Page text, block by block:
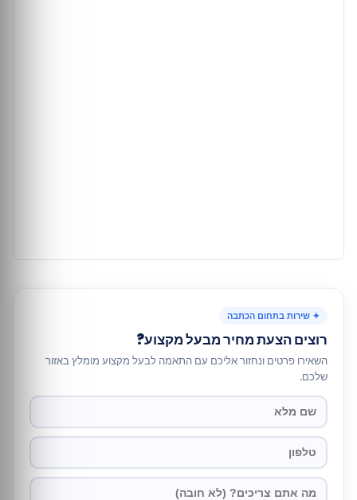
✦ שירות בתחום הכתבה
רוצים הצעת מחיר מבעל מקצוע?
השאירו פרטים ונחזור אליכם עם התאמה לבעל מקצוע מומלץ באזור
שלכם.